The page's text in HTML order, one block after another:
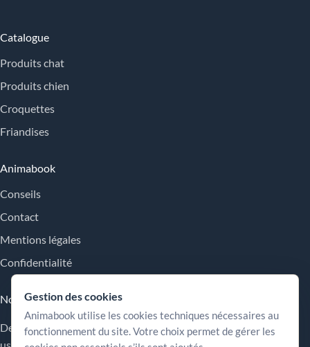
Catalogue
Produits chat
Produits chien
Croquettes
Friandises
Animabook
Conseils
Contact
Mentions légales
Confidentialité
Nos engagements
Des repères simples pour comparer les offres, comprendre les
usages et choisir plus sereinement.
Gestion des cookies
Animabook utilise les cookies techniques nécessaires au
fonctionnement du site. Votre choix permet de gérer les